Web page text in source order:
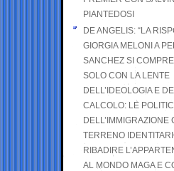
PIANTEDOSI
DE ANGELIS: “LA
GIORGIA MELONI A
SANCHEZ SI
SOLO CON LA LENTE
DELL’IDEOLOGIA E
CALCOLO: LE
DELL’IMMIGRAZIONE
TERRENO
RIBADIRE
AL MONDO MAGA E